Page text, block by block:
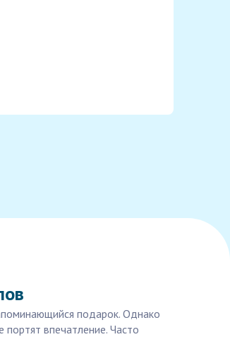
подарок. Однако
впечатление. Часто